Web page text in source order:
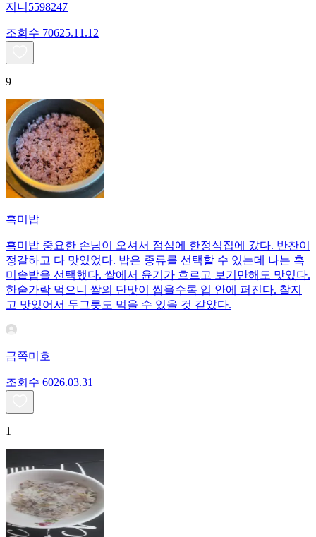
지니5598247
조회수 70625.11.12
9
흑미밥
흑미밥 중요한 손님이 오셔서 점심에 한정식집에 갔다. 반찬이
정갈하고 다 맛있었다. 밥은 종류를 선택할 수 있는데 나는 흑
미솥밥을 선택했다. 쌀에서 윤기가 흐르고 보기만해도 맛있다.
한숟가락 먹으니 쌀의 단맛이 씹을수록 입 안에 퍼진다. 찰지
고 맛있어서 두그릇도 먹을 수 있을 것 같았다.
금쪽미호
조회수 6026.03.31
1